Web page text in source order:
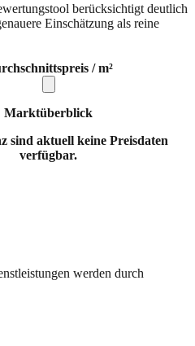
berücksichtigt deutlich
Einschätzung als reine
/ m²
Marktüberblick
sind aktuell keine Preisdaten
verfügbar.
werden durch